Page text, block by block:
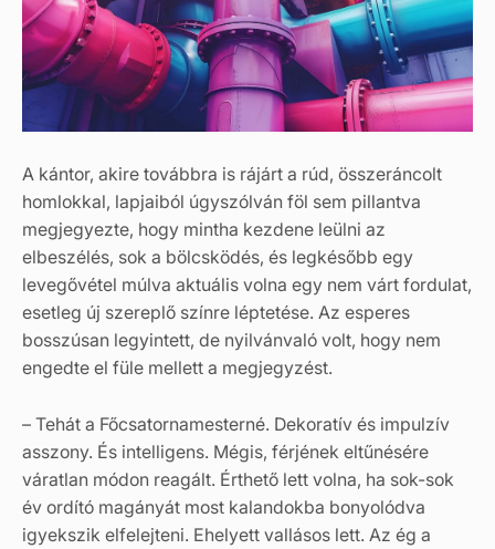
A kántor, akire továbbra is rájárt a rúd, összeráncolt
homlokkal, lapjaiból úgyszólván föl sem pillantva
megjegyezte, hogy mintha kezdene leülni az
elbeszélés, sok a bölcsködés, és legkésőbb egy
levegővétel múlva aktuális volna egy nem várt fordulat,
esetleg új szereplő színre léptetése. Az esperes
bosszúsan legyintett, de nyilvánvaló volt, hogy nem
engedte el füle mellett a megjegyzést.
– Tehát a Főcsatornamesterné. Dekoratív és impulzív
asszony. És intelligens. Mégis, férjének eltűnésére
váratlan módon reagált. Érthető lett volna, ha sok-sok
év ordító magányát most kalandokba bonyolódva
igyekszik elfelejteni. Ehelyett vallásos lett. Az ég a